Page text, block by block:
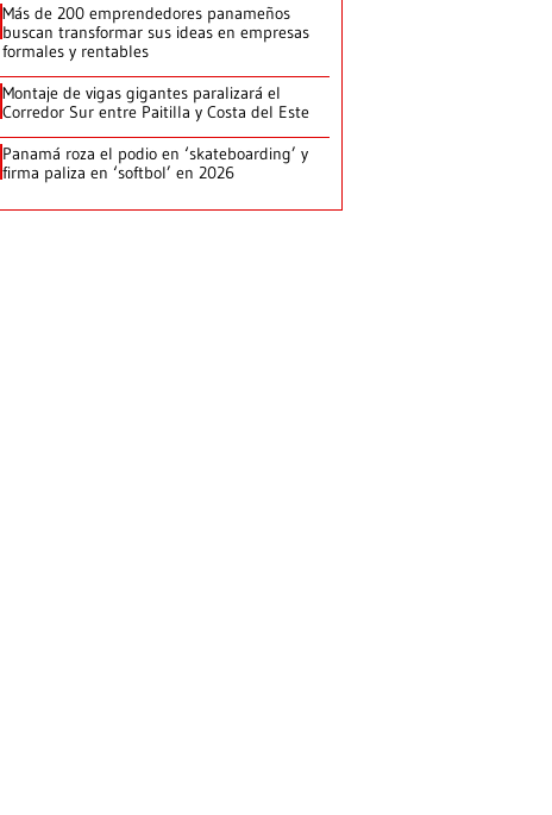
Más de 200 emprendedores panameños
buscan transformar sus ideas en empresas
formales y rentables
Montaje de vigas gigantes paralizará el
Corredor Sur entre Paitilla y Costa del Este
Panamá roza el podio en ‘skateboarding’ y
firma paliza en ‘softbol’ en 2026